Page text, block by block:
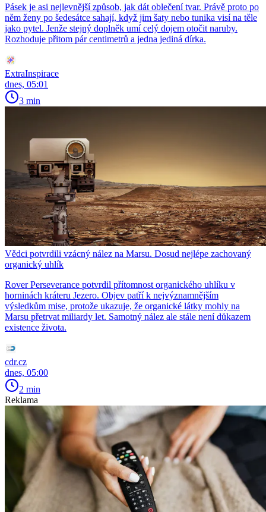
Pásek je asi nejlevnější způsob, jak dát oblečení tvar. Právě proto po
něm ženy po šedesátce sahají, když jim šaty nebo tunika visí na těle
jako pytel. Jenže stejný doplněk umí celý dojem otočit naruby.
Rozhoduje přitom pár centimetrů a jedna jediná dírka.
ExtraInspirace
dnes, 05:01
3 min
Vědci potvrdili vzácný nález na Marsu. Dosud nejlépe zachovaný
organický uhlík
Rover Perseverance potvrdil přítomnost organického uhlíku v
horninách kráteru Jezero. Objev patří k nejvýznamnějším
výsledkům mise, protože ukazuje, že organické látky mohly na
Marsu přetrvat miliardy let. Samotný nález ale stále není důkazem
existence života.
cdr.cz
dnes, 05:00
2 min
Reklama